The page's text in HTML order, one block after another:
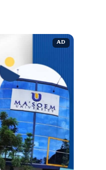
AD